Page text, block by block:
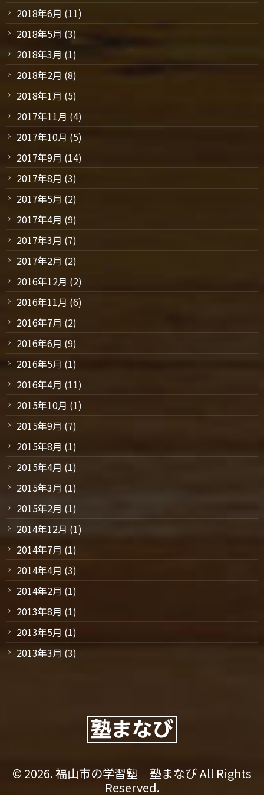
2018年6月 (11)
2018年5月 (3)
2018年3月 (1)
2018年2月 (8)
2018年1月 (5)
2017年11月 (4)
2017年10月 (5)
2017年9月 (14)
2017年8月 (3)
2017年5月 (2)
2017年4月 (9)
2017年3月 (7)
2017年2月 (2)
2016年12月 (2)
2016年11月 (6)
2016年7月 (2)
2016年6月 (9)
2016年5月 (1)
2016年4月 (11)
2015年10月 (1)
2015年9月 (7)
2015年8月 (1)
2015年4月 (1)
2015年3月 (1)
2015年2月 (1)
2014年12月 (1)
2014年7月 (1)
2014年4月 (3)
2014年2月 (1)
2013年8月 (1)
2013年5月 (1)
2013年3月 (3)
© 2026. 福山市の学習塾 塾まなび All Rights
Reserved.